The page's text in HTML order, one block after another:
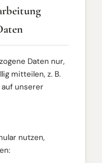
Daten nur,
mitteilen, z. B.
unserer
nutzen,